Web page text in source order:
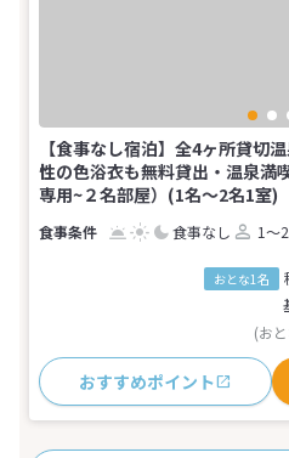
【食事なし宿泊】全4ヶ所貸切
性の色浴衣も無料貸出・温泉満
専用~２名部屋）(1名～2名1室)
食事なし 1～
おとな1名
(お
おすすめポイント